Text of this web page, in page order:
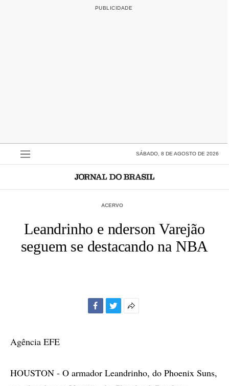
SÁBADO, 8 DE AGOSTO DE 2026
ACERVO
Leandrinho e nderson Varejão
seguem se destacando na NBA
Agência EFE
HOUSTON - O armador Leandrinho, do Phoenix Suns,